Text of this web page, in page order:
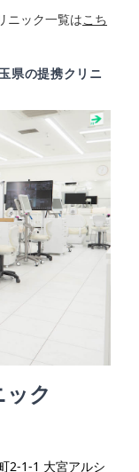
ニック一覧はこち
県の提携クリニ
ク
2-1-1 大宮アルシ